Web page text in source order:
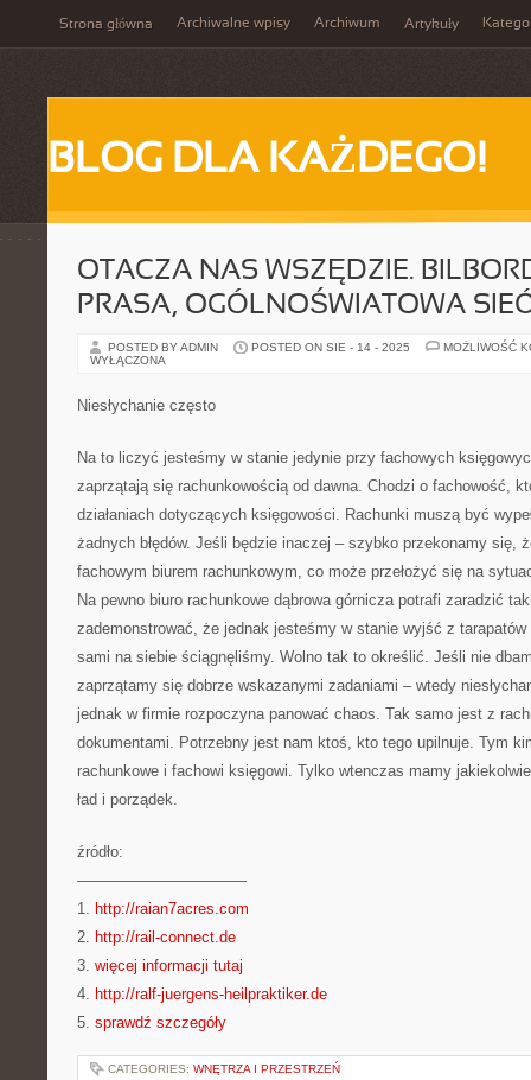
Strona główna Archiwalne wpisy Archiwum Artykuły
BLOG DLA KAŻDEGO!
OTACZA NAS WSZĘDZIE.
PRASA, OGÓLNOŚWIATOWA
POSTED BY ADMIN POSTED ON SIE - 14 - 2025
MOŻLIWOŚĆ
WYŁĄCZONA
Niesłychanie często
Na to liczyć jesteśmy w stanie jedynie przy fachowych
zaprzątają się rachunkowością od dawna. Chodzi o fachowość,
działaniach dotyczących księgowości. Rachunki muszą być
żadnych błędów. Jeśli będzie inaczej – szybko przekonamy się,
fachowym biurem rachunkowym, co może przełożyć się na
Na pewno biuro rachunkowe dąbrowa górnicza potrafi zaradzić
zademonstrować, że jednak jesteśmy w stanie wyjść z tarapatów
sami na siebie ściągnęliśmy. Wolno tak to określić. Jeśli nie
zaprzątamy się dobrze wskazanymi zadaniami – wtedy
jednak w firmie rozpoczyna panować chaos. Tak samo jest z
dokumentami. Potrzebny jest nam ktoś, kto tego upilnuje. Tym
rachunkowe i fachowi księgowi. Tylko wtenczas mamy
ład i porządek.
źródło:
———————————
1. http://raian7acres.com
2. http://rail-connect.de
3. więcej informacji tutaj
4. http://ralf-juergens-heilpraktiker.de
5. sprawdź szczegóły
CATEGORIES: WNĘTRZA I PRZESTRZEŃ